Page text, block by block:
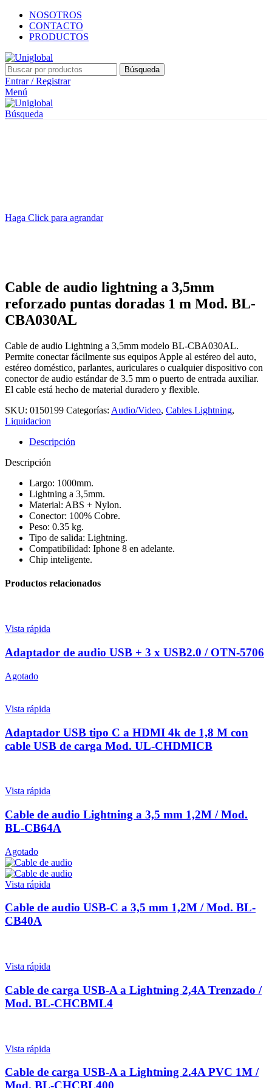
NOSOTROS
CONTACTO
PRODUCTOS
Búsqueda
Entrar / Registrar
Menú
Búsqueda
Haga Click para agrandar
Cable de audio lightning a 3,5mm
reforzado puntas doradas 1 m Mod. BL-
CBA030AL
Cable de audio Lightning a 3,5mm modelo BL-CBA030AL.
Permite conectar fácilmente sus equipos Apple al estéreo del auto,
estéreo doméstico, parlantes, auriculares o cualquier dispositivo con
conector de audio estándar de 3.5 mm o puerto de entrada auxiliar.
El cable está hecho de material duradero y flexible.
SKU: 0150199 Categorías: Audio/Video, Cables Lightning,
Liquidacion
Descripción
Descripción
Largo: 1000mm.
Lightning a 3,5mm.
Material: ABS + Nylon.
Conector: 100% Cobre.
Peso: 0.35 kg.
Tipo de salida: Lightning.
Compatibilidad: Iphone 8 en adelante.
Chip inteligente.
Productos relacionados
Vista rápida
Adaptador de audio USB + 3 x USB2.0 / OTN-5706
Agotado
Vista rápida
Adaptador USB tipo C a HDMI 4k de 1,8 M con
cable USB de carga Mod. UL-CHDMICB
Vista rápida
Cable de audio Lightning a 3,5 mm 1,2M / Mod.
BL-CB64A
Agotado
Vista rápida
Cable de audio USB-C a 3,5 mm 1,2M / Mod. BL-
CB40A
Vista rápida
Cable de carga USB-A a Lightning 2,4A Trenzado /
Mod. BL-CHCBML4
Vista rápida
Cable de carga USB-A a Lightning 2.4A PVC 1M /
Mod. BL-CHCBL400